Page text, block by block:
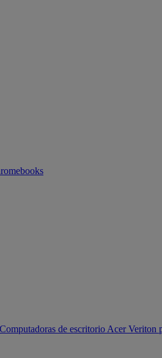
Computadoras de escritorio Acer Veriton